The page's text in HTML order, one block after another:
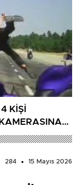
KİŞİ
284
15 Mayıs 2026